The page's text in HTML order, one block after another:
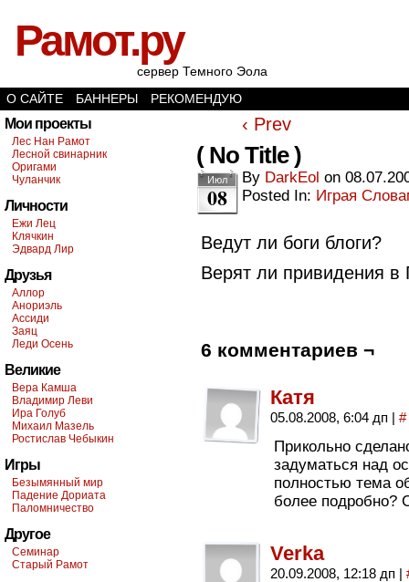
Рамот.ру
сервер Темного Эола
О САЙТЕ
БАННЕРЫ РЕКОМЕНДУЮ
Мои проекты
Лес Нан Рамот
Лесной свинарник
Оригами
Чуланчик
Личности
Ежи Лец
Клячкин
Эдвард Лир
Друзья
Аллор
Анориэль
Ассиди
Заяц
Леди Осень
Великие
Вера Камша
Владимир Леви
Ира Голуб
Михаил Мазель
Ростислав Чебыкин
Игры
Безымянный мир
Падение Дориата
Паломничество
Другое
Семинар
Старый Рамот
‹ Prev
( No Title )
Июл
08
By DarkEol on
Posted In: Играя
Ведут ли боги блоги?
Верят ли привидения в
6 комментариев ¬
Катя
05.08.2008, 6:04 дп | #
Прикольно
задуматься над
полностью тема
более подробно?
Verka
20.09.2008, 12:18 дп |